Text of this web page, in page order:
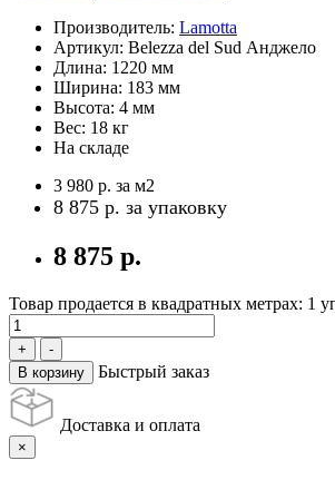
Производитель: Lamotta
Артикул: Belezza del Sud Анджело
Длина: 1220 мм
Ширина: 183 мм
Высота: 4 мм
Вес: 18 кг
На складе
3 980 р. за м2
8 875 р. за упаковку
8 875 р.
Товар продается в квадратных метрах: 1
В корзину Быстрый заказ
Доставка и оплата
×